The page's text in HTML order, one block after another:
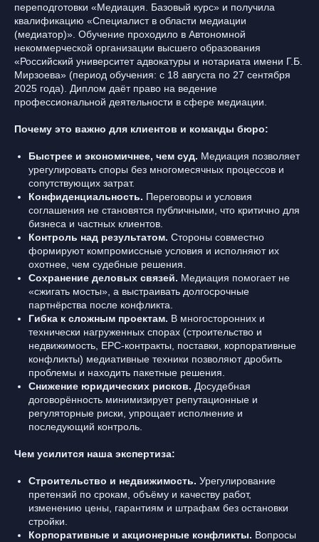
переподготовки «Медиация. Базовый курс» и получила
квалификацию «Специалист в области медиации
(медиатор)». Обучение проходило в Автономной
некоммерческой организации высшего образования
«Российский университет адвокатуры и нотариата имени Г.Б.
Мирзоева» (период обучения: с 18 августа по 27 сентября
2025 года). Диплом даёт право на ведение
профессиональной деятельности в сфере медиации.
Почему это важно для клиентов и команды бюро:
Быстрее и экономичнее, чем суд. Медиация позволяет
урегулировать споры без многомесячных процессов и
сопутствующих затрат.
Конфиденциальность. Переговоры и условия
соглашения не становятся публичными, что критично для
бизнеса и частных клиентов.
Контроль над результатом. Стороны совместно
формируют компромиссные условия и исполняют их
охотнее, чем судебные решения.
Сохранение деловых связей. Медиация помогает не
«сжигать мосты», а выстраивать долгосрочные
партнёрства после конфликта.
Гибка к сложным проектам. В многосторонних и
технически нагруженных спорах (строительство и
недвижимость, EPC-контракты, поставки, корпоративные
конфликты) медиативные техники позволяют дробить
проблемы и находить пакетные решения.
Снижение юридических рисков. Досудебная
договорённость минимизирует репутационные и
регуляторные риски, упрощает исполнение и
последующий контроль.
Чем усилится наша экспертиза:
Строительство и недвижимость. Урегулирование
претензий по срокам, объёму и качеству работ,
изменению цены, гарантиям и штрафам без остановки
стройки.
Корпоративные и акционерные конфликты. Вопросы